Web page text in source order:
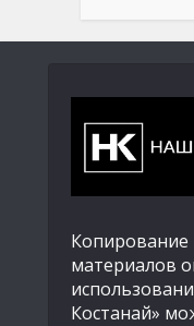
Копирование
материалов
Костанай»